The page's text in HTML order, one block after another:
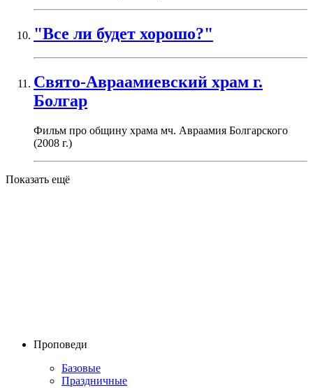
"Все ли будет хорошо?"
Свято-Авраамиевский храм г.
Болгар
Фильм про общину храма мч. Авраамия Болгарского
(2008 г.)
Показать ещё
Проповеди
Базовые
Праздничные